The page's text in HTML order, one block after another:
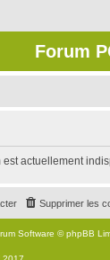
Forum
est actuellement
Supprimer les
Software © phpBB